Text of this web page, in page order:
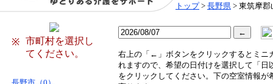
トップ> 長野県 > 東筑摩郡
※
市町村を選択し
てください。
右 上の「←」ボタンをクリックするとミニ
れますので、希望の日付けを選択して「日
をクリックしてください。下の空室情報が